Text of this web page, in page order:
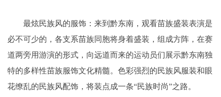
最炫民族风的服饰：来到黔东南，观看苗族盛装表演是
必不可少的，各支系苗族同胞将身着盛装，组成方阵，在赛
道两旁用游演的形式，向远道而来的运动员们展示黔东南独
特的多样性苗族服饰文化精髓。色彩强烈的民族风服装和眼
花缭乱的民族风配饰，将装点成一条“民族时尚”之路。